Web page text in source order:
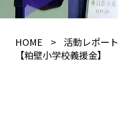
HOME > 活動レポート
【粕壁小学校義援金】